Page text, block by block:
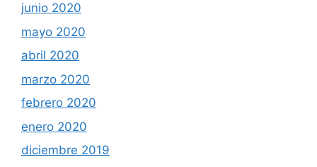
junio 2020
mayo 2020
abril 2020
marzo 2020
febrero 2020
enero 2020
diciembre 2019